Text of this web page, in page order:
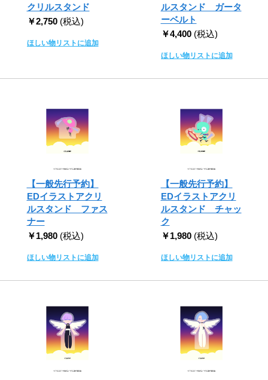
クリルスタンド
￥2,750 (税込)
ほしい物リストに追加
ルスタンド ガータ
ーベルト
￥4,400 (税込)
ほしい物リストに追加
【一般先行予約】
EDイラストアクリ
ルスタンド ファス
ナー
￥1,980 (税込)
ほしい物リストに追加
【一般先行予約】
EDイラストアクリ
ルスタンド チャッ
ク
￥1,980 (税込)
ほしい物リストに追加